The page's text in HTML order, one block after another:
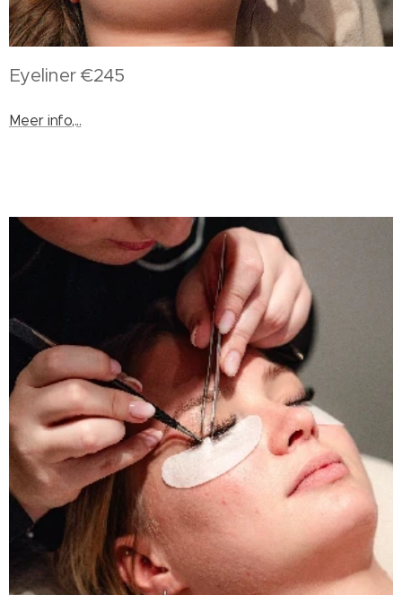
Eyeliner €245
Meer info,...